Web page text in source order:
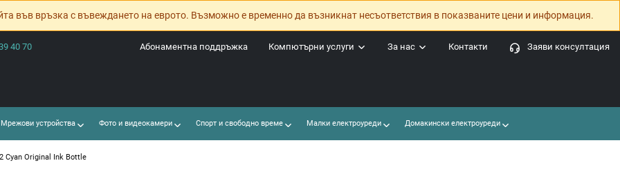
във връзка с въвеждането на еврото. Възможно е временно да възникнат несъответствия в показваните цени и информация.
40 70 Заяви консултация
Контакти
За нас
Компютърни услуги
Абонаментна поддръжка
устройства Фото и видеокамери Спорт и свободно време Малки електроуреди Домакински електроуреди
Cyan Original Ink Bottle